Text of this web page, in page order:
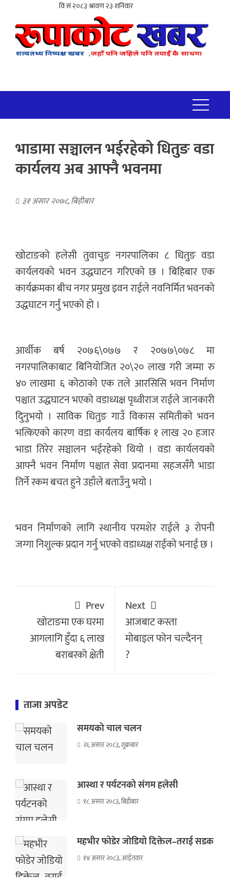
भाडामा सञ्चालन भईरहेको धितुङ वडा
कार्यलय अब आफ्नै भवनमा
३१ असार २०७८, बिहीबार
खोटाङको हलेसी तुवाचुङ नगरपालिका ८ धितुङ वडा
कार्यलयको भवन उद्धघाटन गरिएको छ । बिहिबार एक
कार्यक्रमका बीच नगर प्रमुख इवन राईले नवनिर्मित भवनको
उद्धघाटन गर्नु भएको हो ।
आर्थीक बर्ष २०७६\०७७ र २०७७\०७८ मा
नगरपालिकाबाट बिनियोजित २०\२० लाख गरी जम्मा रु
४० लाखमा ६ कोठाको एक तले आरसिसि भवन निर्माण
पश्चात उद्धघाटन भएको वडाध्यक्ष पृध्वीराज राईले जानकारी
दिुनुभयो । साविक धितुङ गाउँ विकास समितीको भवन
भत्किएको कारण वडा कार्यलय बार्षिक १ लाख २० हजार
भाडा तिरेर सञ्चालन भईरहेको थियो । वडा कार्यलयको
आफ्नै भवन निर्माण पश्चात सेवा प्रदानमा सहजसँगै भाडा
तिर्ने रकम बचत हुने उहाँले बताउँनु भयो ।
भवन निर्माणको लागि स्थानीय परमशेर राईले ३ रोपनी
जग्गा निशुल्क प्रदान गर्नु भएको वडाध्यक्ष राईको भनाई छ ।
Prev
खोटाङमा एक घरमा
आगलागि हुँदा ६ लाख
बराबरको क्षेती
Next
आजबाट कस्ता
मोबाइल फोन चल्दैनन्
?
ताजा अपडेट
समयको चाल चलन
२६ असार २०८३, शुक्रबार
आस्था र पर्यटनको संगम हलेसी
१८ असार २०८३, बिहीबार
महभीर फोडेर जोडियो दिक्तेल–तराई सडक
१४ असार २०८३, आईतवार